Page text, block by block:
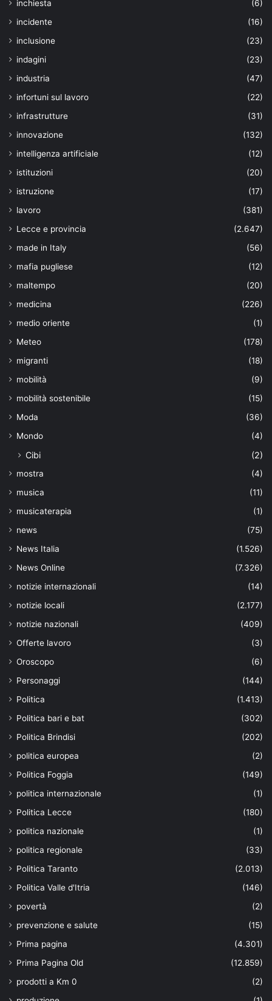
inchiesta
(6)
incidente
(16)
inclusione
(23)
indagini
(23)
industria
(47)
infortuni sul lavoro
(22)
infrastrutture
(31)
innovazione
(132)
intelligenza artificiale
(12)
istituzioni
(20)
istruzione
(17)
lavoro
(381)
Lecce e provincia
(2.647)
made in Italy
(56)
mafia pugliese
(12)
maltempo
(20)
medicina
(226)
medio oriente
(1)
Meteo
(178)
migranti
(18)
mobilità
(9)
mobilità sostenibile
(15)
Moda
(36)
Mondo
(4)
Cibi (2)
mostra
(4)
musica
(11)
musicaterapia
(1)
news
(75)
News Italia
(1.526)
News Online
(7.326)
notizie internazionali
(14)
notizie locali
(2.177)
notizie nazionali
(409)
Offerte lavoro
(3)
Oroscopo
(6)
Personaggi
(144)
Politica
(1.413)
Politica bari e bat
(302)
Politica Brindisi
(202)
politica europea
(2)
Politica Foggia
(149)
politica internazionale
(1)
Politica Lecce
(180)
politica nazionale
(1)
politica regionale
(33)
Politica Taranto
(2.013)
Politica Valle d'Itria
(146)
povertà
(2)
prevenzione e salute
(15)
Prima pagina
(4.301)
Prima Pagina Old
(12.859)
prodotti a Km 0
(2)